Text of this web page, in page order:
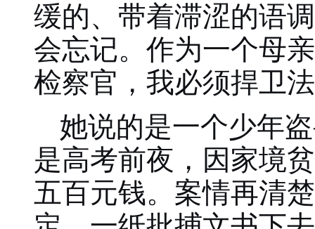
缓的、带着滞涩的语
会忘记。作为一个母
检察官，我必须捍卫
她说的是一个少年
是高考前夜，因家境
五百元钱。案情再清